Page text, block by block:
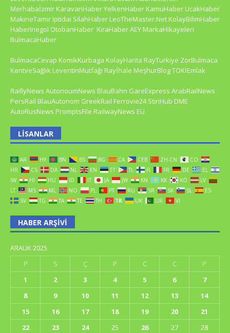
Merhabaİzmir KaravanHaberYelkenHaber KamuHaber UcakHaber
MakineTamir Iptidai SilahHaber LeoTheMaster.Net KolayBilimHaber
HaberInegol OtobanHaber KiraHaberAEY MarkaHikayeleri
BulmacaHaber
BulmacaCevap KomikKurbaga KolayHarita RayTurkiye ZorBulmaca
KentveSağlık LeventinMutfağı Rayİhale MeşhurBlogTOKİEmlak
RaillyNews AutonoumNews BlauBahn GareExpress ArabRailNews
PersRail BlauAutonom GreekRail Ferrovie24 StiriHub DME
AutoRusNews PromptsFile RailwayNews EU
LISANLAR
AR HY BN BS BG CA CEB ZH-CN
CO
HR
CS DA NL EN ET TL FI FR DE
EL
IW
HI HU ID IT JA JW KN KK KO
LV
LT
MS ML NO PL PT RU SR SK SL
ES
SV
TG TA TE TH TR UK UR VI
HABER ARŞIVI
ARALIK 2025
P
S Ç P C C
P
1
2 3 4 5 6
7
8
9 10 11 12 13
14
15
16 17 18 19 20
21
22
23 24 25 26 27 28